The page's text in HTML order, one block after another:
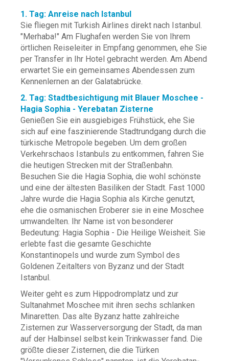
1. Tag: Anreise nach Istanbul
Sie fliegen mit Turkish Airlines direkt nach Istanbul.
"Merhaba!" Am Flughafen werden Sie von Ihrem
örtlichen Reiseleiter in Empfang genommen, ehe Sie
per Transfer in Ihr Hotel gebracht werden. Am Abend
erwartet Sie ein gemeinsames Abendessen zum
Kennenlernen an der Galatabrücke.
2. Tag: Stadtbesichtigung mit Blauer Moschee -
Hagia Sophia - Yerebatan Zisterne
Genießen Sie ein ausgiebiges Frühstück, ehe Sie
sich auf eine faszinierende Stadtrundgang durch die
türkische Metropole begeben. Um dem großen
Verkehrschaos Istanbuls zu entkommen, fahren Sie
die heutigen Strecken mit der Straßenbahn.
Besuchen Sie die Hagia Sophia, die wohl schönste
und eine der ältesten Basiliken der Stadt. Fast 1000
Jahre wurde die Hagia Sophia als Kirche genutzt,
ehe die osmanischen Eroberer sie in eine Moschee
umwandelten. Ihr Name ist von besonderer
Bedeutung: Hagia Sophia - Die Heilige Weisheit. Sie
erlebte fast die gesamte Geschichte
Konstantinopels und wurde zum Symbol des
Goldenen Zeitalters von Byzanz und der Stadt
Istanbul.
Weiter geht es zum Hippodromplatz und zur
Sultanahmet Moschee mit ihren sechs schlanken
Minaretten. Das alte Byzanz hatte zahlreiche
Zisternen zur Wasserversorgung der Stadt, da man
auf der Halbinsel selbst kein Trinkwasser fand. Die
größte dieser Zisternen, die die Türken